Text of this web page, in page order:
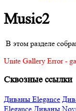
Music2
В этом разделе
Unite Gallery Error -
Сквозные ссылки
Диваны Elegance
Elegance Диваны